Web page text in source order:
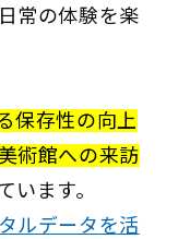
常の体験を楽
保存性の向上
術館への来訪
います。
ルデータを活